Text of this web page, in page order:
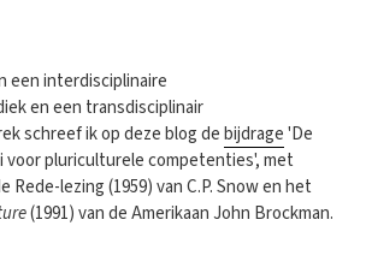
een interdisciplinaire
en een transdisciplinair
schreef ik op deze blog debijdrage'De
voor pluriculturele competenties', met
Rede-lezing (1959) van C.P. Snow en het
(1991) van de Amerikaan John Brockman.